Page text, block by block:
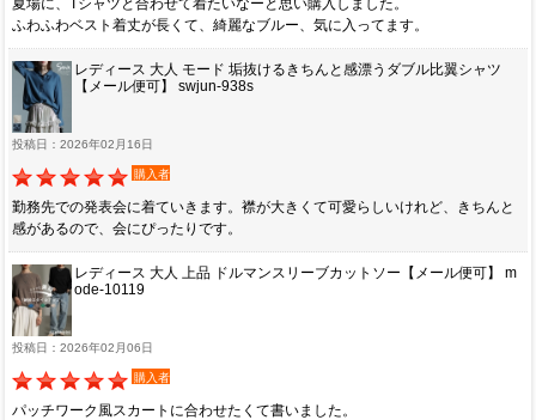
ふわふわベスト着丈が長くて、綺麗なブルー、気に入ってます。
レディース 大人 モード 垢抜けるきちんと感漂うダブル比翼シャツ
【メール便可】 swjun-938s
投稿日：2026年02月16日
購入者
勤務先での発表会に着ていきます。襟が大きくて可愛らしいけれど、きちんと
感があるので、会にぴったりです。
レディース 大人 上品 ドルマンスリーブカットソー【メール便可】 m
ode-10119
投稿日：2026年02月06日
購入者
パッチワーク風スカートに合わせたくて書いました。